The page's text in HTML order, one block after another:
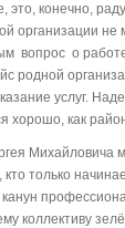
это, конечно,
организации не
вопрос о
родной
услуг.
хорошо, как
Михайловича
только
коллективу